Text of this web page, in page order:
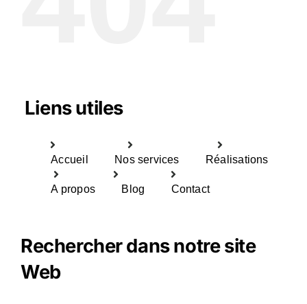
Liens utiles
Accueil Nos services Réalisations
A propos Blog Contact
Rechercher dans notre site
Web